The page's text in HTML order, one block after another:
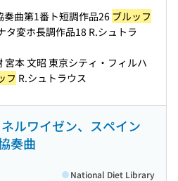
奏曲第1番ト短調作品26 ブルッフ
タ変ホ長調作品18 R.シュトラ
宮本 文昭 東京シティ・フィルハ
フ R.シュトラウス
ルワイゼン、スペイン
奏曲
National Diet Library